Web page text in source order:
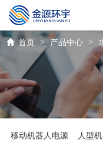
首页 > 产品中心 >
移动机器人电源 人型